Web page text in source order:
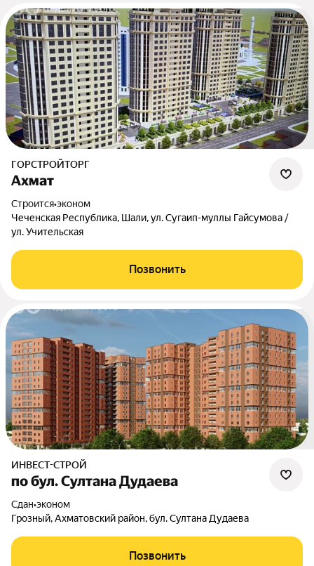
ГОРСТРОЙТОРГ
Ахмат
Строится•эконом
Чеченская Республика, Шали, ул. Сугаип-муллы Гайсумова /
ул. Учительская
Позвонить
ИНВЕСТ-СТРОЙ
по бул. Султана Дудаева
Сдан•эконом
Грозный, Ахматовский район, бул. Султана Дудаева
Позвонить